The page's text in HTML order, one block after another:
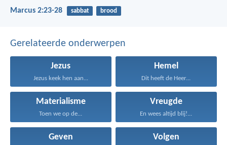
Marcus 2:23-28 sabbat brood
Gerelateerde onderwerpen
Jezus
Jezus keek hen aan...
Hemel
Dit heeft de Heer...
Materialisme
Toen we op de...
Vreugde
En wees altijd blij!...
Geven Volgen